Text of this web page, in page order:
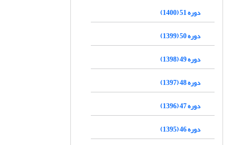
دوره 51 (1400)
دوره 50 (1399)
دوره 49 (1398)
دوره 48 (1397)
دوره 47 (1396)
دوره 46 (1395)